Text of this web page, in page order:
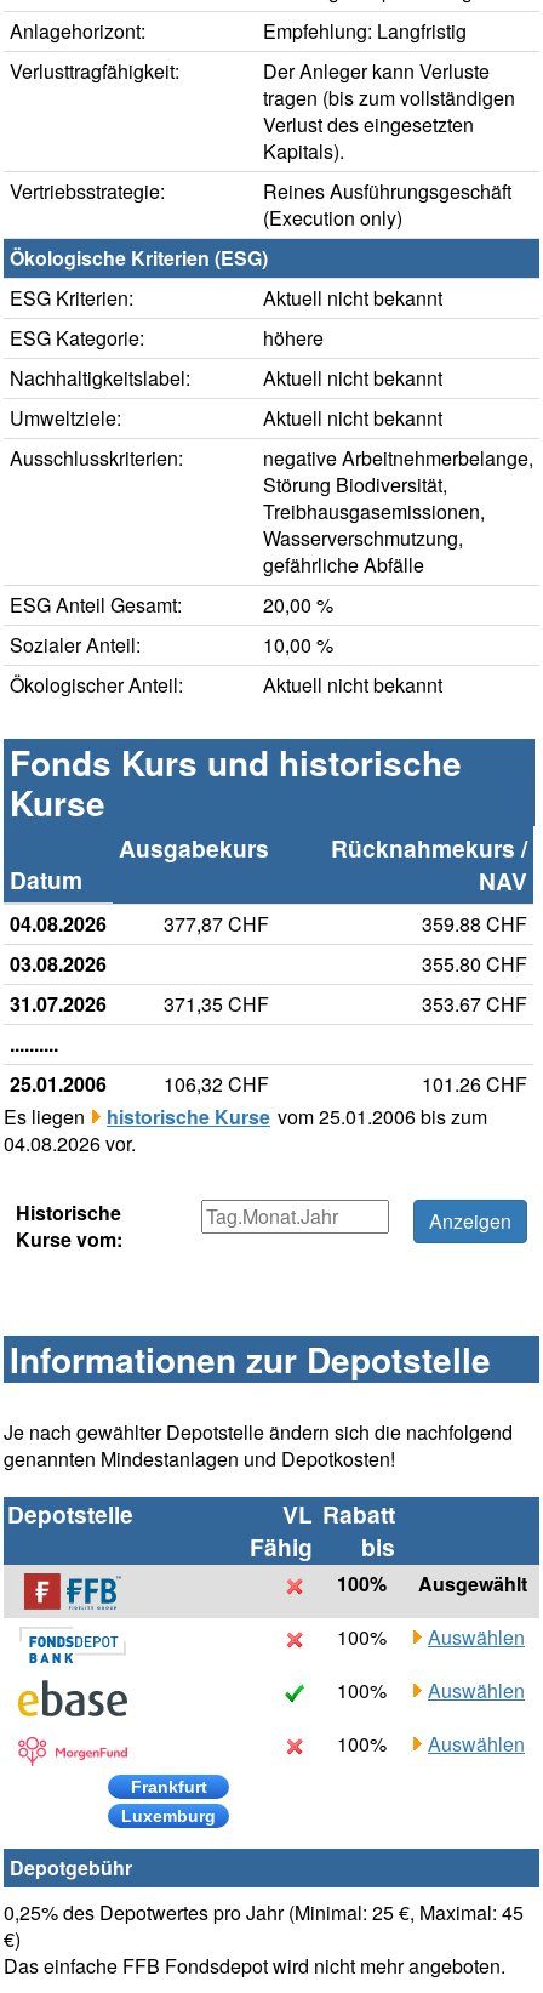
Anlagehorizont:
Empfehlung: Langfristig
Verlusttragfähigkeit:
Der Anleger kann Verluste
tragen (bis zum vollständigen
Verlust des eingesetzten
Kapitals).
Vertriebsstrategie:
Reines Ausführungsgeschäft
(Execution only)
Ökologische Kriterien (ESG)
ESG Kriterien:
Aktuell nicht bekannt
ESG Kategorie:
höhere
Nachhaltigkeitslabel:
Aktuell nicht bekannt
Umweltziele:
Aktuell nicht bekannt
Ausschlusskriterien:
negative Arbeitnehmerbelange,
Störung Biodiversität,
Treibhausgasemissionen,
Wasserverschmutzung,
gefährliche Abfälle
ESG Anteil Gesamt:
20,00 %
Sozialer Anteil:
10,00 %
Ökologischer Anteil:
Aktuell nicht bekannt
Fonds Kurs und historische
Kurse
Datum
Ausgabekurs
Rücknahmekurs /
NAV
04.08.2026 377,87 CHF
359.88 CHF
03.08.2026
355.80 CHF
31.07.2026
371,35 CHF
353.67 CHF
..........
25.01.2006
106,32 CHF
101.26 CHF
Es liegen
historische Kurse vom 25.01.2006 bis zum
04.08.2026 vor.
Historische
Kurse vom:
Informationen zur Depotstelle
Je nach gewählter Depotstelle ändern sich die nachfolgend
genannten Mindestanlagen und Depotkosten!
Depotstelle
VL
Fähig
Rabatt
bis
100%
Ausgewählt
100%
Auswählen
100%
Auswählen
Frankfurt
Luxemburg
100% Auswählen
Depotgebühr
0,25% des Depotwertes pro Jahr (Minimal: 25 €, Maximal: 45
€)
Das einfache FFB Fondsdepot wird nicht mehr angeboten.